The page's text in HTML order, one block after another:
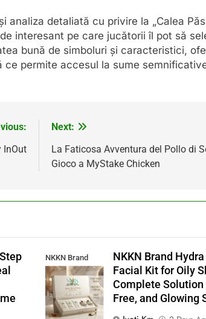
detaliată cu privire la „Calea
interesant pe care jucătorii îl pot să
bună de simboluri și caracteristici,
ce permite accesul la sume
InOut
Next:
La Faticosa Avventura del Pollo di
Gioco a MyStake Chicken
NKKN Brand
Shine Facial Kit
For Oily Skin
NKKN Brand
Facial Kit for Oily
Complete Solution
Free, and Glowing